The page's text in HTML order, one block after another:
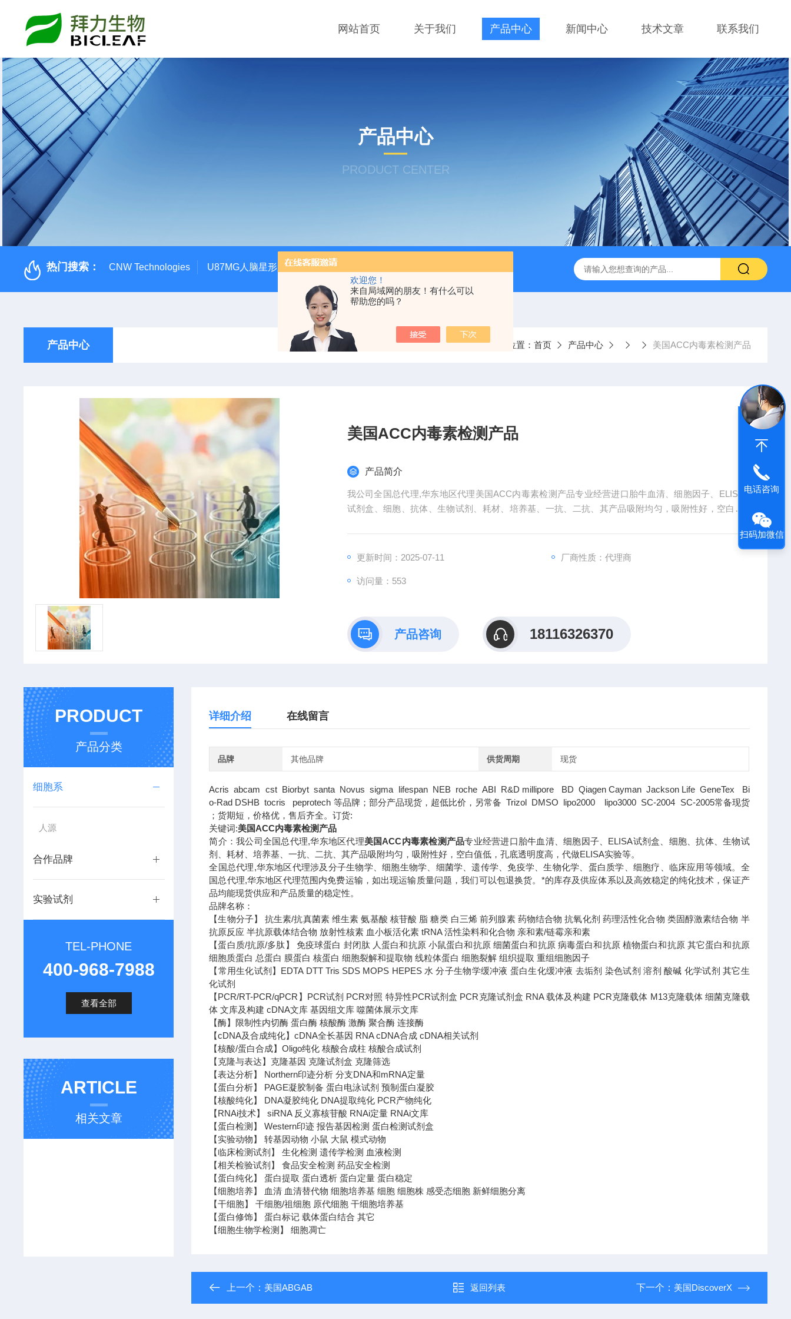
欢迎您！
来自局域网的朋友！有什么可以
帮助您的吗？
网站首页 关于我们 产品中心 新闻中心 技术文章 联系我们
产品中心
PRODUCT CENTER
热门搜索： CNW Technologies U87MG人脑星形胶质母细胞瘤（U87-MG） vero细胞vero细胞 大鼠肠微血管内皮细胞
产品中心 当前位置： 首页 产品中心 美国ACC内毒素检测产品
美国ACC内毒素检测产品
产品简介
我公司全国总代理,华东地区代理美国ACC内毒素检测产品专业经营进口胎牛血清、细胞因子、ELISA
试剂盒、细胞、抗体、生物试剂、耗材、培养基、一抗、二抗、其产品吸附均匀，吸附性好，空白值
更新时间：2025-07-11 厂商性质：代理商
访问量：553
产品咨询 18116326370
PRODUCT
产品分类
细胞系
人源
合作品牌
实验试剂
TEL-PHONE
400-968-7988
查看全部
ARTICLE
相关文章
详细介绍 在线留言
品牌 其他品牌 供货周期 现货
Acris abcam cst Biorbyt santa Novus sigma lifespan NEB roche ABI R&D millipore BD Qiagen Cayman Jackson Life GeneTex Bi
o-Rad DSHB tocris peprotech 等品牌；部分产品现货，超低比价，另常备 Trizol DMSO lipo2000 lipo3000 SC-2004 SC-2005常备现货
；货期短，价格优，售后齐全。订货:
关键词:美国ACC内毒素检测产品
简介：我公司全国总代理,华东地区代理美国ACC内毒素检测产品专业经营进口胎牛血清、细胞因子、ELISA试剂盒、细胞、抗体、生物试
剂、耗材、培养基、一抗、二抗、其产品吸附均匀，吸附性好，空白值低，孔底透明度高，代做ELISA实验等。
全国总代理,华东地区代理涉及分子生物学、细胞生物学、细菌学、遗传学、免疫学、生物化学、蛋白质学、细胞疗、临床应用等领域。全
国总代理,华东地区代理范围内免费运输，如出现运输质量问题，我们可以包退换货。 *的库存及供应体系以及高效稳定的纯化技术，保证产
品均能现货供应和产品质量的稳定性。
品牌名称：
【生物分子】 抗生素/抗真菌素 维生素 氨基酸 核苷酸 脂 糖类 白三烯 前列腺素 药物结合物 抗氧化剂 药理活性化合物 类固醇激素结合物 半
抗原反应 半抗原载体结合物 放射性核素 血小板活化素 tRNA 活性染料和化合物 亲和素/链霉亲和素
【蛋白质/抗原/多肽】 免疫球蛋白 封闭肽 人蛋白和抗原 小鼠蛋白和抗原 细菌蛋白和抗原 病毒蛋白和抗原 植物蛋白和抗原 其它蛋白和抗原
细胞质蛋白 总蛋白 膜蛋白 核蛋白 细胞裂解和提取物 线粒体蛋白 细胞裂解 组织提取 重组细胞因子
【常用生化试剂】EDTA DTT Tris SDS MOPS HEPES 水 分子生物学缓冲液 蛋白生化缓冲液 去垢剂 染色试剂 溶剂 酸碱 化学试剂 其它生
化试剂
【PCR/RT-PCR/qPCR】PCR试剂 PCR对照 特异性PCR试剂盒 PCR克隆试剂盒 RNA 载体及构建 PCR克隆载体 M13克隆载体 细菌克隆载
体 文库及构建 cDNA文库 基因组文库 噬菌体展示文库
【酶】限制性内切酶 蛋白酶 核酸酶 激酶 聚合酶 连接酶
【cDNA及合成纯化】cDNA全长基因 RNA cDNA合成 cDNA相关试剂
【核酸/蛋白合成】Oligo纯化 核酸合成柱 核酸合成试剂
【克隆与表达】克隆基因 克隆试剂盒 克隆筛选
【表达分析】 Northern印迹分析 分支DNA和mRNA定量
【蛋白分析】 PAGE凝胶制备 蛋白电泳试剂 预制蛋白凝胶
【核酸纯化】 DNA凝胶纯化 DNA提取纯化 PCR产物纯化
【RNAi技术】 siRNA 反义寡核苷酸 RNAi定量 RNAi文库
【蛋白检测】 Western印迹 报告基因检测 蛋白检测试剂盒
【实验动物】 转基因动物 小鼠 大鼠 模式动物
【临床检测试剂】 生化检测 遗传学检测 血液检测
【相关检验试剂】 食品安全检测 药品安全检测
【蛋白纯化】 蛋白提取 蛋白透析 蛋白定量 蛋白稳定
【细胞培养】 血清 血清替代物 细胞培养基 细胞 细胞株 感受态细胞 新鲜细胞分离
【干细胞】 干细胞/祖细胞 原代细胞 干细胞培养基
【蛋白修饰】 蛋白标记 载体蛋白结合 其它
【细胞生物学检测】 细胞凋亡
上一个： 美国ABGAB 返回列表 下一个： 美国DiscoverX
电话咨询
扫码加微信